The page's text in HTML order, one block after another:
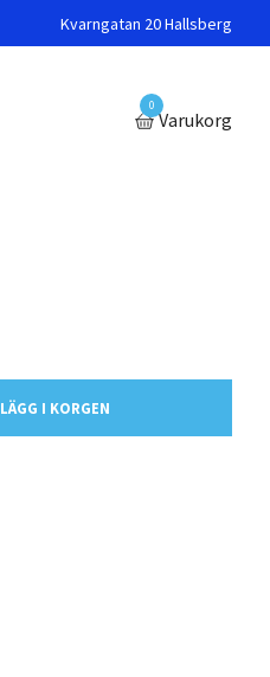
Kvarngatan 20 Hallsberg
0
Varukorg
LÄGG I KORGEN